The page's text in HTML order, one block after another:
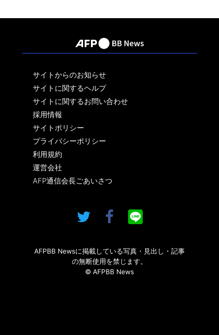
サイトからのお知らせ
サイトに関するヘルプ
サイトに関するお問い合わせ
採用情報
サイトポリシー
プライバシーポリシー
利用規約
運営会社
AFP通信会長ごあいさつ
AFPBB Newsに掲載している写真・見出し・記事
の無断使用を禁じます。
© AFPBB News